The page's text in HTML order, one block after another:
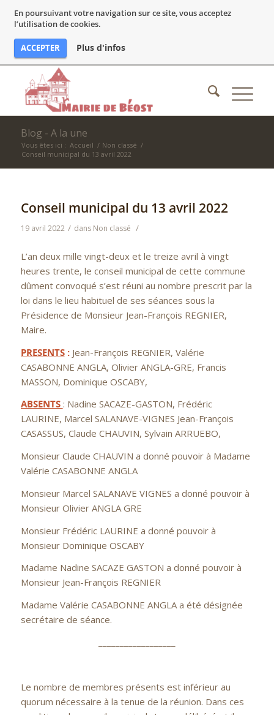
En poursuivant votre navigation sur ce site, vous acceptez
l’utilisation de cookies.
ACCEPTER Plus d'infos
Blog - A la une
Vous êtes ici : Accueil / Non classé /
Conseil municipal du 13 avril 2022
Conseil municipal du 13 avril 2022
19 avril 2022 / dans Non classé /
L’an deux mille vingt-deux et le treize avril à vingt
heures trente, le conseil municipal de cette commune
dûment convoqué s’est réuni au nombre prescrit par la
loi dans le lieu habituel de ses séances sous la
Présidence de Monsieur Jean-François REGNIER,
Maire.
PRESENTS: Jean-François REGNIER, Valérie
CASABONNE ANGLA, Olivier ANGLA-GRE, Francis
MASSON, Dominique OSCABY,
ABSENTS : Nadine SACAZE-GASTON, Frédéric
LAURINE, Marcel SALANAVE-VIGNES Jean-François
CASASSUS, Claude CHAUVIN, Sylvain ARRUEBO,
Monsieur Claude CHAUVIN a donné pouvoir à Madame
Valérie CASABONNE ANGLA
Monsieur Marcel SALANAVE VIGNES a donné pouvoir à
Monsieur Olivier ANGLA GRE
Monsieur Frédéric LAURINE a donné pouvoir à
Monsieur Dominique OSCABY
Madame Nadine SACAZE GASTON a donné pouvoir à
Monsieur Jean-François REGNIER
Madame Valérie CASABONNE ANGLA a été désignée
secrétaire de séance.
Le nombre de membres présents est inférieur au
quorum nécessaire à la tenue de la réunion. Dans ces